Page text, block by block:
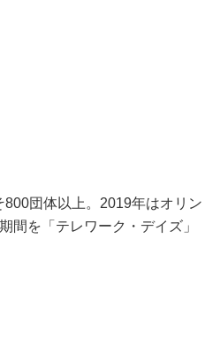
団体以上。2019年はオリン
間を「テレワーク・デイズ」